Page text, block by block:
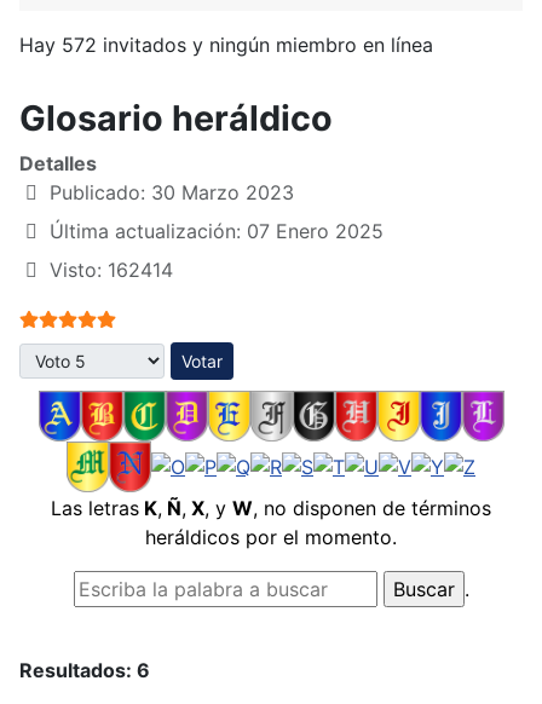
Hay 572 invitados y ningún miembro en línea
Glosario heráldico
Detalles
Publicado: 30 Marzo 2023
Última actualización: 07 Enero 2025
Visto: 162414
Ratio:5/5
Por favor, vote
Las letras K, Ñ, X, y W, no disponen de términos
heráldicos por el momento.
.
Resultados: 6